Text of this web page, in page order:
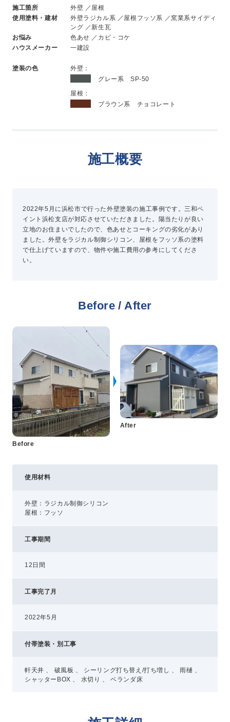
仕事紹介
キャリア形成
福利厚生・社内イベント
新卒採用
よくある質問
簡単Web見積もり（無料）
現地診断見積もり（無料）
無料点検
施工パートナー募集
総合お問い合わせ
コミュニティガイドライン
特定商取引法に基づく表記
施工箇所
外壁 ／屋根
使用塗料・建材
外壁ラジカル系 ／屋根フッソ系 ／窯業系サイディ
ング ／新生瓦
お悩み
色あせ ／カビ・コケ
ハウスメーカー
一建設
塗装の色
外壁：
グレー系 SP-50
屋根：
ブラウン系 チョコレート
施工概要
2022年5月に浜松市で行った外壁塗装の施工事例です。三和ペ
イント浜松支店が対応させていただきました。陽当たりが良い
立地のお住まいでしたので、色あせとコーキングの劣化があり
ました。外壁をラジカル制御シリコン、屋根をフッソ系の塗料
で仕上げていますので、物件や施工費用の参考にしてくださ
い。
Before / After
Before
After
使用材料
外壁：ラジカル制御シリコン
屋根：フッソ
工事期間
12日間
工事完了月
2022年5月
付帯塗装・別工事
軒天井 、 破風板 、 シーリング打ち替え/打ち増し 、 雨樋 、
シャッターBOX 、 水切り 、 ベランダ床